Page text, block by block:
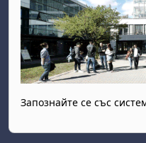
Запознайте се със